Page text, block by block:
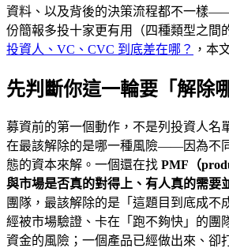
資料、以及背後的決策流程都不一樣
份簡報多投十家更有用（四種類型之間
投資人、VC、CVC 到底差在哪？ ，本
先判斷你這一輪要「解除
募資前的第一個動作，不是列投資人名
在最該解除的是哪一種風險——因為不
態的資本來解。一個還在找 PMF（
與市場是否真的對得上、有人真的需要
團隊，最該解除的是「這題目到底成不
經被市場驗證、卡在「跑不夠快」的團
資金的風險；一個產品已經做出來、卻